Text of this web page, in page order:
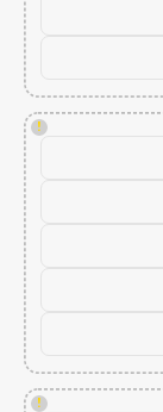
!
!